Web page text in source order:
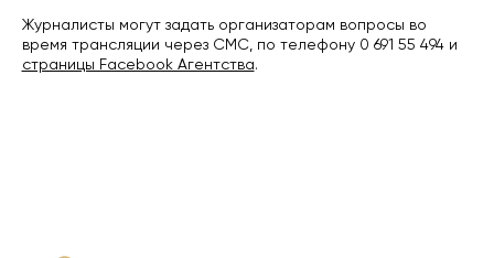
Журналисты могут задать организаторам вопросы во
время трансляции через СМС, по телефону 0 691 55 494 и
страницы Facebook Агентства.